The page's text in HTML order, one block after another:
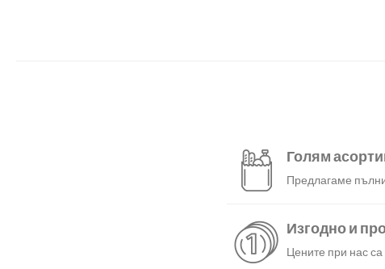
Голям
Предлагаме
Изгодно и
Цените при нас